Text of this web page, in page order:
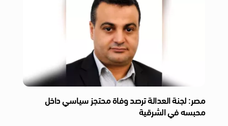
مصر: لجنة العدالة ترصد وفاة محتجز سياسي داخل
محبسه في الشرقية